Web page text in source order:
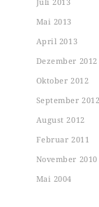
Mai 2013
April 2013
Dezember 2012
Oktober 2012
September
August 2012
Februar 2011
November 2010
Mai 2004